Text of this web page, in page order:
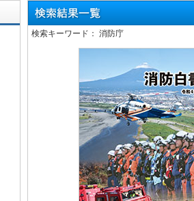
検索キーワード： 消防庁